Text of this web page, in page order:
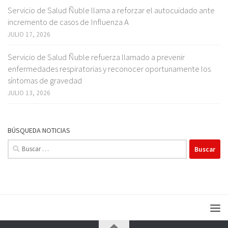
Servicio de Salud Ñuble llama a reforzar el autocuidado ante
incremento de casos de Influenza A
JULIO 17, 2026
Servicio de Salud Ñuble refuerza llamado a prevenir
enfermedades respiratorias y reconocer oportunamente los
síntomas de gravedad
JULIO 13, 2026
BÚSQUEDA NOTICIAS
Buscar: